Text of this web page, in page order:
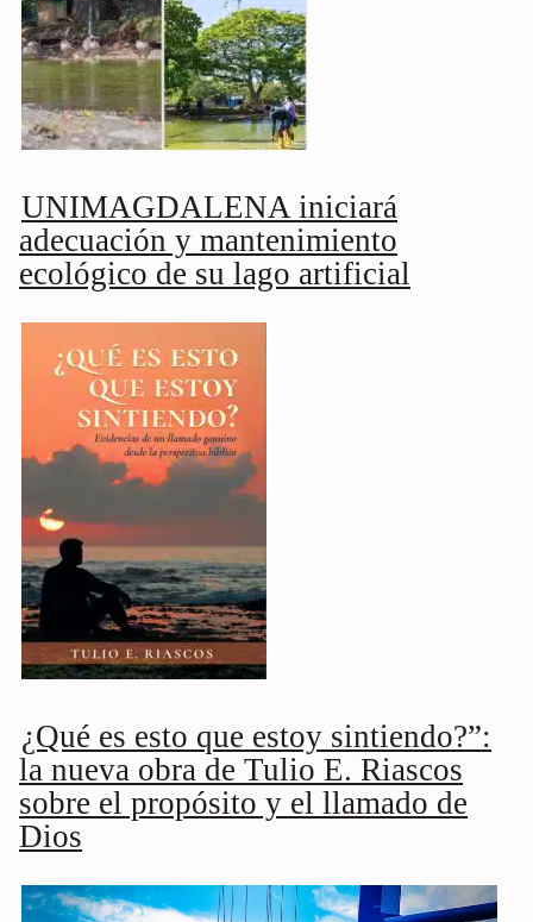
UNIMAGDALENA iniciará
adecuación y mantenimiento
ecológico de su lago artificial
¿Qué es esto que estoy sintiendo?”:
la nueva obra de Tulio E. Riascos
sobre el propósito y el llamado de
Dios